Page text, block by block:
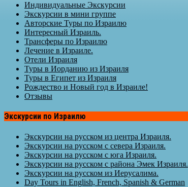
Индивидуальные Экскурсии
Экскурсии в мини группе
Авторские Туры по Израилю
Интересный Израиль.
Трансферы по Израилю
Лечение в Израиле.
Отели Израиля
Туры в Иорданию из Израиля
Туры в Египет из Израиля
Рождество и Новый год в Израиле!
Отзывы
Экскурсии по Израилю
Экскурсии на русском из центра Израиля.
Экскурсии на русском с севера Израиля.
Экскурсии на русском с юга Израиля.
Экскурсии на русском с района Эмек Израиля.
Экскурсии на русском из Иерусалима.
Day Tours in English, French, Spanish & German